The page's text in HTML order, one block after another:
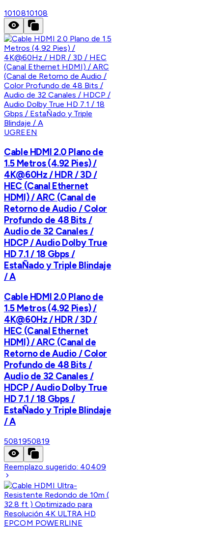
1010810108
UGREEN
Cable HDMI 2.0 Plano de
1.5 Metros (4.92 Pies) /
4K@60Hz / HDR / 3D /
HEC (Canal Ethernet
HDMI) / ARC (Canal de
Retorno de Audio / Color
Profundo de 48 Bits /
Audio de 32 Canales /
HDCP / Audio Dolby True
HD 7.1 / 18 Gbps /
EstaÑado y Triple Blindaje
/ A
Cable HDMI 2.0 Plano de
1.5 Metros (4.92 Pies) /
4K@60Hz / HDR / 3D /
HEC (Canal Ethernet
HDMI) / ARC (Canal de
Retorno de Audio / Color
Profundo de 48 Bits /
Audio de 32 Canales /
HDCP / Audio Dolby True
HD 7.1 / 18 Gbps /
EstaÑado y Triple Blindaje
/ A
5081950819
Reemplazo sugerido: 40409
EPCOM POWERLINE